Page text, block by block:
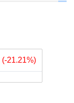
(-21.21%)